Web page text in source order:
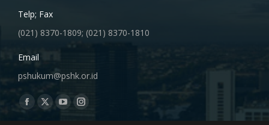
Telp; Fax
(021) 8370-1809; (021) 8370-1810
Email
pshukum@pshk.or.id
Find us on:
Facebook
X
YouTubeInstagram